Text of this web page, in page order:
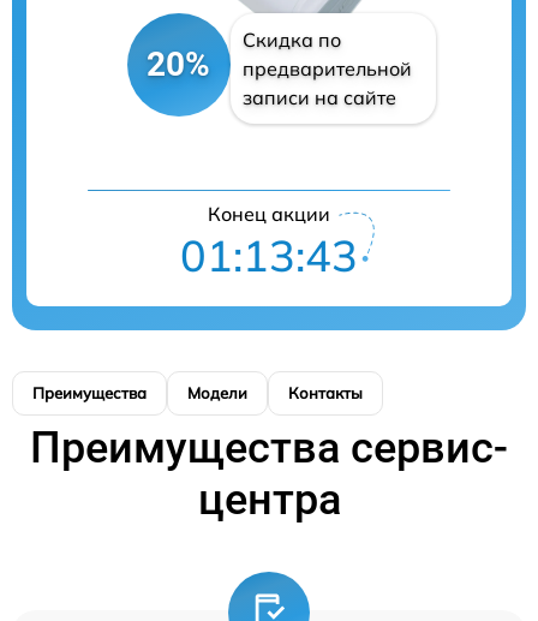
20%
Скидка по
предварительной
записи на сайте
Конец акции
01:13:43
Преимущества Модели Контакты
Преимущества сервис-
центра